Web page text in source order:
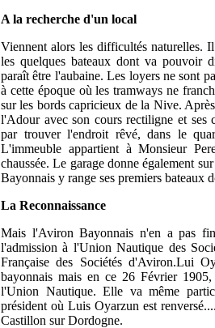
A la recherche d'un local
Viennent alors les difficultés naturelles.
les quelques bateaux dont va pouvoir
paraît être l'aubaine. Les loyers ne sont
à cette époque où les tramways ne
sur les bords capricieux de la Nive.
l'Adour avec son cours rectiligne et ses
par trouver l'endroit rêvé, dans le
L'immeuble appartient à Monsieur
chaussée. Le garage donne également
Bayonnais y range ses premiers bateaux
La Reconnaissance
Mais l'Aviron Bayonnais n'en a pas
l'admission à l'Union Nautique des
Française des Sociétés d'Aviron.Lui
bayonnais mais en ce 26 Février
l'Union Nautique. Elle va même
président où Luis Oyarzun est
Castillon sur Dordogne.